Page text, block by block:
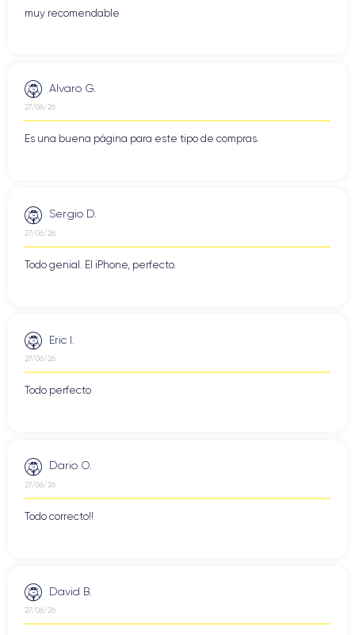
muy recomendable
Alvaro G.
27/06/26
Es una buena página para este tipo de compras.
Sergio D.
27/06/26
Todo genial. El iPhone, perfecto.
Eric I.
27/06/26
Todo perfecto
Dario O.
27/06/26
Todo correcto!!
David B.
27/06/26